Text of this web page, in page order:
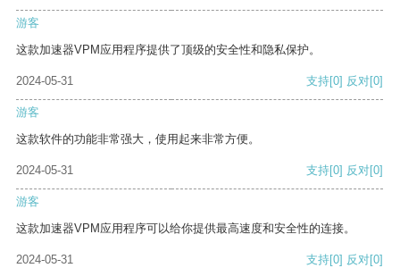
游客
这款加速器VPM应用程序提供了顶级的安全性和隐私保护。
2024-05-31 支持[0] 反对[0]
游客
这款软件的功能非常强大，使用起来非常方便。
2024-05-31 支持[0] 反对[0]
游客
这款加速器VPM应用程序可以给你提供最高速度和安全性的连接。
2024-05-31 支持[0] 反对[0]